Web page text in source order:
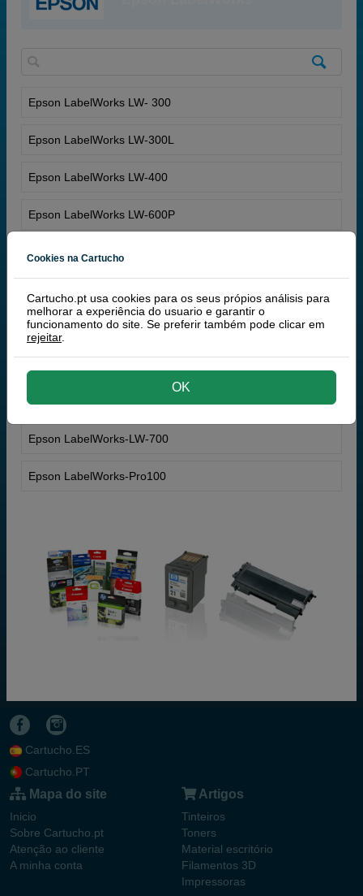
Epson LabelWorks LW- 300
Epson LabelWorks LW-300L
Epson LabelWorks LW-400
Epson LabelWorks LW-600P
Epson LabelWorks LW-900P
Epson LabelWorks LW-K400VP
Epson LabelWorks-LW-400VP
Epson LabelWorks-LW-700
Epson LabelWorks-Pro100
Cartucho.ES
Cartucho.PT
Mapa do site
Inicio
Sobre Cartucho.pt
Atenção ao cliente
A minha conta
Artigos
Tinteiros
Toners
Material escritório
Filamentos 3D
Impressoras
Cookies na Cartucho
Cartucho.pt usa cookies para os seus própios análisis para
melhorar a experiência do usuario e garantir o
funcionamento do site. Se preferir também pode clicar em
rejeitar.
OK